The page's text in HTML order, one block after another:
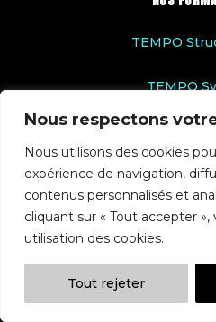
Nous respectons
Nous utilisons des cookies
expérience de navigation,
contenus personnalisés et
cliquant sur « Tout accepter
utilisation des cookies.
Tout rejeter
TEMPO
TEMPO
Aides &
Séance de
Conditions
Règlement